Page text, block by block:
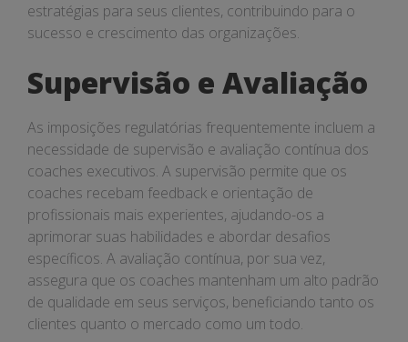
estratégias para seus clientes, contribuindo para o
sucesso e crescimento das organizações.
Supervisão e Avaliação
As imposições regulatórias frequentemente incluem a
necessidade de supervisão e avaliação contínua dos
coaches executivos. A supervisão permite que os
coaches recebam feedback e orientação de
profissionais mais experientes, ajudando-os a
aprimorar suas habilidades e abordar desafios
específicos. A avaliação contínua, por sua vez,
assegura que os coaches mantenham um alto padrão
de qualidade em seus serviços, beneficiando tanto os
clientes quanto o mercado como um todo.